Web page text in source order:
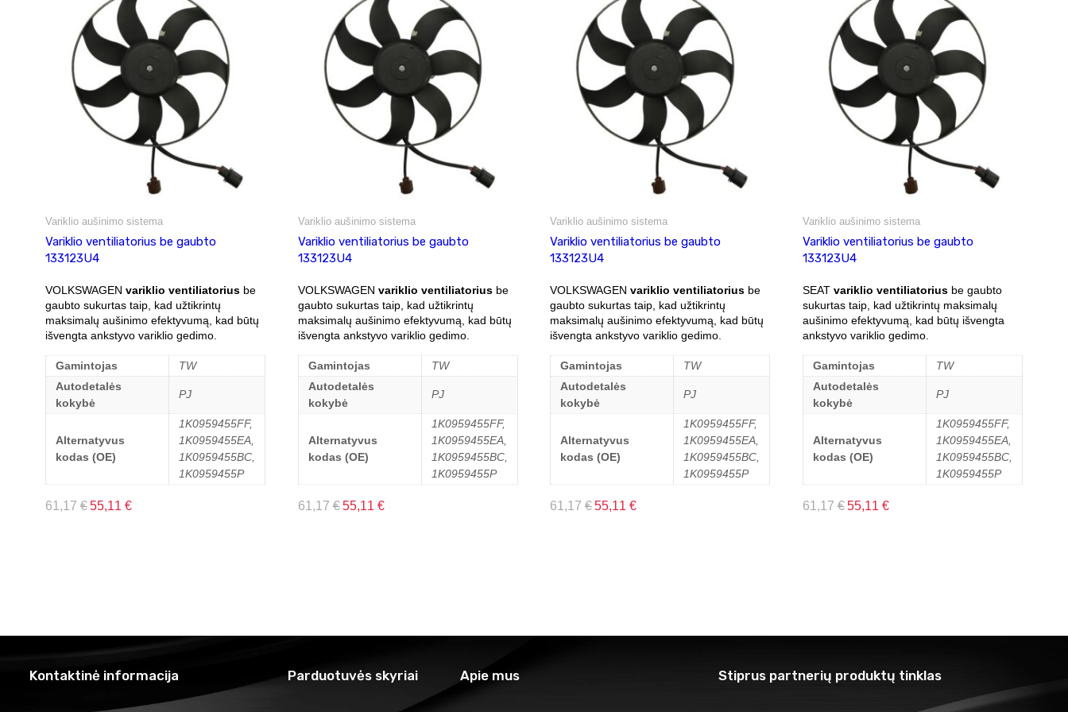
Variklio aušinimo sistema
Variklio ventiliatorius be gaubto
133123U4
VOLKSWAGEN variklio ventiliatorius be
gaubto sukurtas taip, kad užtikrintų
maksimalų aušinimo efektyvumą, kad būtų
išvengta ankstyvo variklio gedimo.
Gamintojas
TW
Autodetalės
kokybė
PJ
Alternatyvus
kodas (OE)
1K0959455FF,
1K0959455EA,
1K0959455BC,
1K0959455P
61,17 €55,11 €
Variklio aušinimo sistema
Variklio ventiliatorius be gaubto
133123U4
VOLKSWAGEN variklio ventiliatoriusbe
gaubto sukurtas taip, kad užtikrintų
maksimalų aušinimo efektyvumą, kad būtų
išvengta ankstyvo variklio gedimo.
Gamintojas
TW
Autodetalės
kokybė
PJ
Alternatyvus
kodas (OE)
1K0959455FF,
1K0959455EA,
1K0959455BC,
1K0959455P
61,17€ 55,11 €
Variklio aušinimo sistema
Variklio ventiliatorius be gaubto
133123U4
VOLKSWAGEN variklio ventiliatorius be
gaubto sukurtas taip, kad užtikrintų
maksimalų aušinimo efektyvumą, kad būtų
išvengta ankstyvo variklio gedimo.
Gamintojas
TW
Autodetalės
kokybė
PJ
Alternatyvus
kodas (OE)
1K0959455FF,
1K0959455EA,
1K0959455BC,
1K0959455P
61,17 €55,11 €
Variklio aušinimo sistema
Variklio ventiliatorius be gaubto
133123U4
SEAT variklio ventiliatoriusbe gaubto
sukurtas taip, kad užtikrintų maksimalų
aušinimo efektyvumą, kad būtų išvengta
ankstyvo variklio gedimo.
Gamintojas
TW
Autodetalės
kokybė
PJ
Alternatyvus
kodas (OE)
1K0959455FF,
1K0959455EA,
1K0959455BC,
1K0959455P
61,17€ 55,11 €
Kontaktinė informacija Parduotuvės skyriai Apie mus Stiprus partnerių produktų tinklas